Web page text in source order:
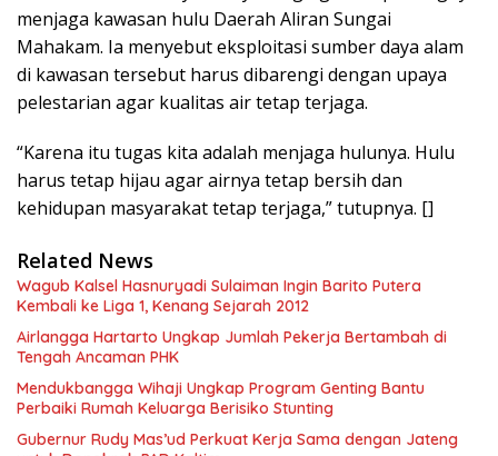
menjaga kawasan hulu Daerah Aliran Sungai
Mahakam. Ia menyebut eksploitasi sumber daya alam
di kawasan tersebut harus dibarengi dengan upaya
pelestarian agar kualitas air tetap terjaga.
“Karena itu tugas kita adalah menjaga hulunya. Hulu
harus tetap hijau agar airnya tetap bersih dan
kehidupan masyarakat tetap terjaga,” tutupnya. []
Related News
Wagub Kalsel Hasnuryadi Sulaiman Ingin Barito Putera
Kembali ke Liga 1, Kenang Sejarah 2012
Airlangga Hartarto Ungkap Jumlah Pekerja Bertambah di
Tengah Ancaman PHK
Mendukbangga Wihaji Ungkap Program Genting Bantu
Perbaiki Rumah Keluarga Berisiko Stunting
Gubernur Rudy Mas’ud Perkuat Kerja Sama dengan Jateng